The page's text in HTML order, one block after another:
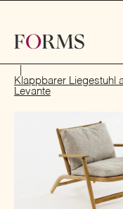
Klappbarer Liegestuhl
Levante